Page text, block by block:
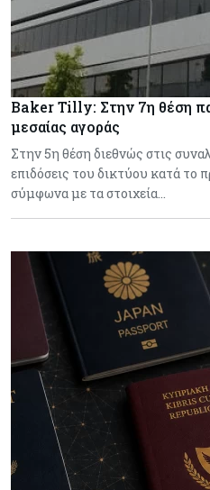
Baker Tilly: Στην 7η θέση
μεσαίας αγοράς
Στην 5η θέση διεθνώς στις
επιδόσεις του δικτύου κατά το
σύμφωνα με τα στοιχεία…